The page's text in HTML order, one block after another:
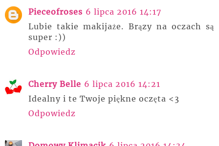
Pieceofroses 6 lipca 2016 14:17
Lubie takie makijaże. Brązy na oczach są
super :))
Odpowiedz
Cherry Belle 6 lipca 2016 14:21
Idealny i te Twoje piękne oczęta <3
Odpowiedz